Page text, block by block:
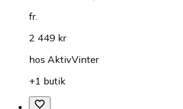
fr.
2 449 kr
hos AktivVinter
+1 butik